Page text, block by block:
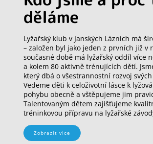
děláme
Lyžařský klub v Janských Lázních má
– založen byl jako jeden z prvních již v
současné době má lyžařský oddíl více
a kolem 80 aktivně trénujících dětí.
který dbá o všestrannostní rozvoj
Vedeme děti k celoživotní lásce k
pohybu obecně a vštěpujeme jim
Talentovaným dětem zajišťujeme
tréninkovou přípravu na lyžařské
Zobrazit více